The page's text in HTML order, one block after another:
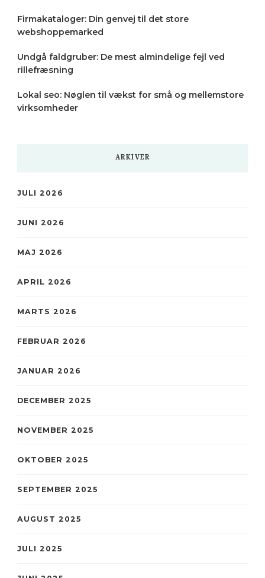
Firmakataloger: Din genvej til det store
webshoppemarked
Undgå faldgruber: De mest almindelige fejl ved
rillefræsning
Lokal seo: Nøglen til vækst for små og mellemstore
virksomheder
ARKIVER
JULI 2026
JUNI 2026
MAJ 2026
APRIL 2026
MARTS 2026
FEBRUAR 2026
JANUAR 2026
DECEMBER 2025
NOVEMBER 2025
OKTOBER 2025
SEPTEMBER 2025
AUGUST 2025
JULI 2025